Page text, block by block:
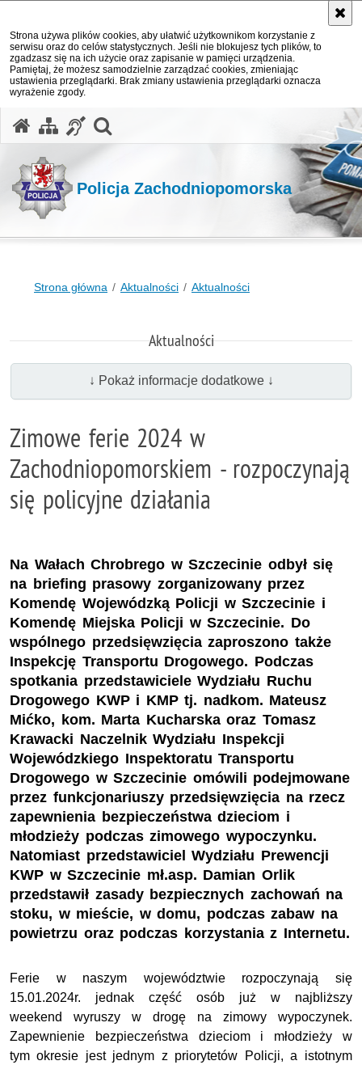
Strona używa plików cookies, aby ułatwić użytkownikom korzystanie z
serwisu oraz do celów statystycznych. Jeśli nie blokujesz tych plików, to
zgadzasz się na ich użycie oraz zapisanie w pamięci urządzenia.
Pamiętaj, że możesz samodzielnie zarządzać cookies, zmieniając
ustawienia przeglądarki. Brak zmiany ustawienia przeglądarki oznacza
wyrażenie zgody.
Policja Zachodniopomorska
Strona główna Aktualności Aktualności
Aktualności
↓ Pokaż informacje dodatkowe ↓
Zimowe ferie 2024 w
Zachodniopomorskiem - rozpoczynają
się policyjne działania
Na Wałach Chrobrego w Szczecinie odbył się
na briefing prasowy zorganizowany przez
Komendę Wojewódzką Policji w Szczecinie i
Komendę Miejska Policji w Szczecinie. Do
wspólnego przedsięwzięcia zaproszono także
Inspekcję Transportu Drogowego. Podczas
spotkania przedstawiciele Wydziału Ruchu
Drogowego KWP i KMP tj. nadkom. Mateusz
Mićko, kom. Marta Kucharska oraz Tomasz
Krawacki Naczelnik Wydziału Inspekcji
Wojewódzkiego Inspektoratu Transportu
Drogowego w Szczecinie omówili podejmowane
przez funkcjonariuszy przedsięwzięcia na rzecz
zapewnienia bezpieczeństwa dzieciom i
młodzieży podczas zimowego wypoczynku.
Natomiast przedstawiciel Wydziału Prewencji
KWP w Szczecinie mł.asp. Damian Orlik
przedstawił zasady bezpiecznych zachowań na
stoku, w mieście, w domu, podczas zabaw na
powietrzu oraz podczas korzystania z Internetu.
Ferie w naszym województwie rozpoczynają się
15.01.2024r. jednak część osób już w najbliższy
weekend wyruszy w drogę na zimowy wypoczynek.
Zapewnienie bezpieczeństwa dzieciom i młodzieży w
tym okresie jest jednym z priorytetów Policji, a istotnym